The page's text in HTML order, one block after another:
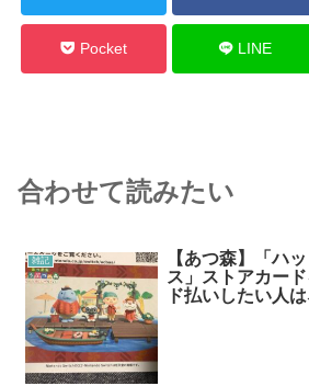
Pocket LINE
合わせて読みたい
雑記
【あつ森】「ハ
ス」ストアカー
ド払いしたい人